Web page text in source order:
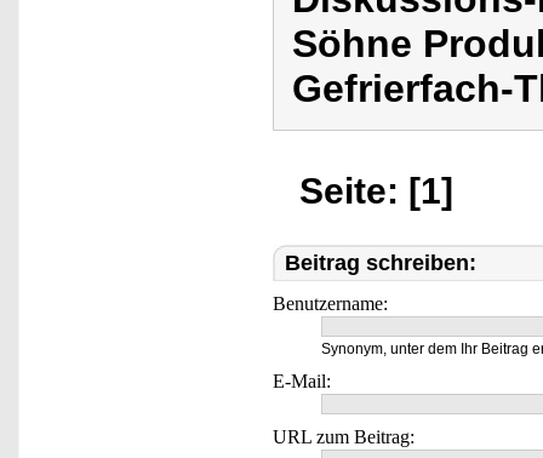
Söhne
Gefrierfach-
Seite: [1]
Beitrag schreiben:
Benutzername:
Synonym, unter dem Ihr Beitrag
E-Mail:
URL zum Beitrag: